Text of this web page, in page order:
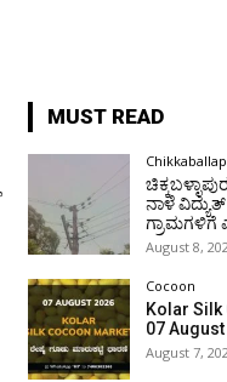
MUST READ
ನಾಳೆ
ಗ್ರಾಮಗಳಿಗೆ
August 8,
Cocoon
Kolar Silk
07
August 7,